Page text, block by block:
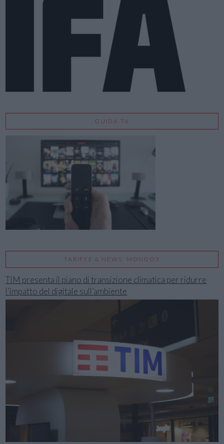
GUIDA TV
TARIFFE & NEWS: MONDO3
TIM presenta il piano di transizione climatica per ridurre
l’impatto del digitale sull’ambiente